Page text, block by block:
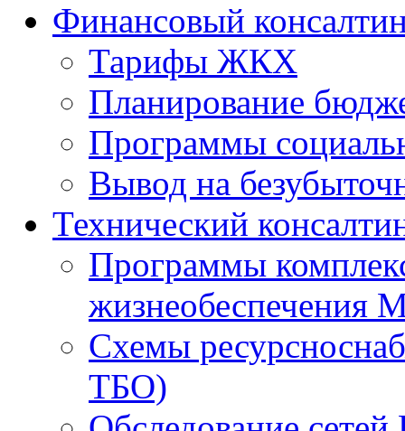
Финансовый
Тарифы ЖКХ
Планирование
Программы
Вывод на
Технический
Программы
жизнеобеспечения
Схемы
ТБО)